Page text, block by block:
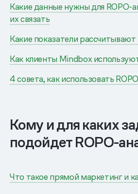
Какие данные нужны для ROPO-
их связать
Какие показатели рассчитывают
Как клиенты Mindbox
4 совета, как использовать
Кому и для каких
подойдет ROPO-
Что такое прямой маркетинг и